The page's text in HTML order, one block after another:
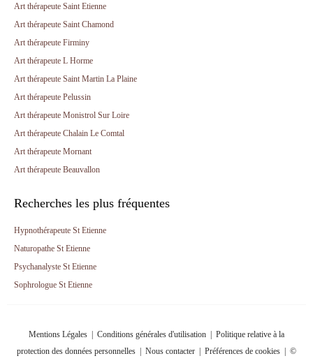
Art thérapeute Saint Etienne
Art thérapeute Saint Chamond
Art thérapeute Firminy
Art thérapeute L Horme
Art thérapeute Saint Martin La Plaine
Art thérapeute Pelussin
Art thérapeute Monistrol Sur Loire
Art thérapeute Chalain Le Comtal
Art thérapeute Mornant
Art thérapeute Beauvallon
Recherches les plus fréquentes
Hypnothérapeute St Etienne
Naturopathe St Etienne
Psychanalyste St Etienne
Sophrologue St Etienne
Mentions Légales | Conditions générales d'utilisation | Politique relative à la
protection des données personnelles | Nous contacter | Préférences de cookies | ©